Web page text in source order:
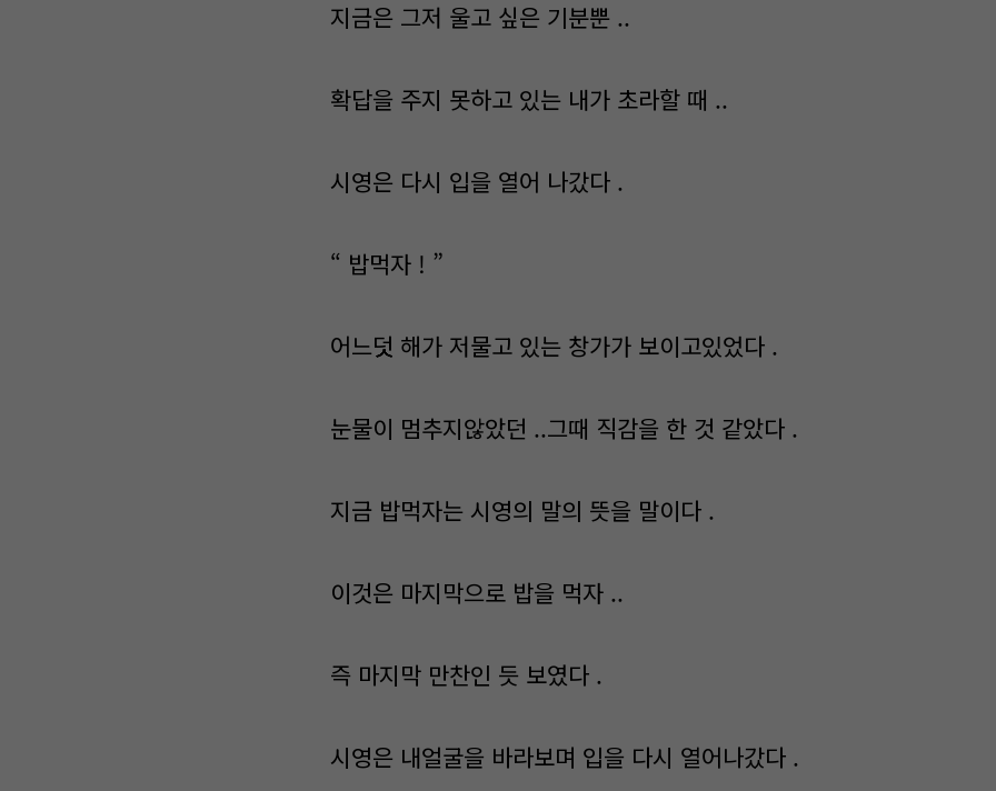
지금은 그저 울고 싶은 기분뿐 ..
확답을 주지 못하고 있는 내가 초라할 때 ..
시영은 다시 입을 열어 나갔다 .
“ 밥먹자 ! ”
어느덧 해가 저물고 있는 창가가 보이고있었다 .
눈물이 멈추지않았던 ..그때 직감을 한 것 같았다 .
지금 밥먹자는 시영의 말의 뜻을 말이다 .
이것은 마지막으로 밥을 먹자 ..
즉 마지막 만찬인 듯 보였다 .
시영은 내얼굴을 바라보며 입을 다시 열어나갔다 .